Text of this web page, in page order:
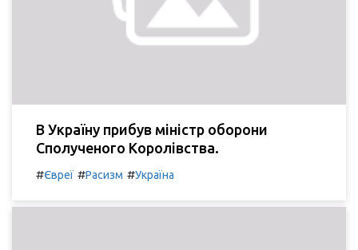
В Україну прибув міністр оборони
Сполученого Королівства.
#Євреї #Расизм #Україна